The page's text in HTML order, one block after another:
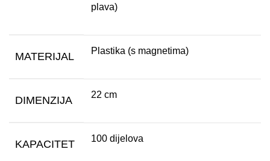
plava)
MATERIJAL Plastika (s magnetima)
DIMENZIJA 22 cm
KAPACITET 100 dijelova